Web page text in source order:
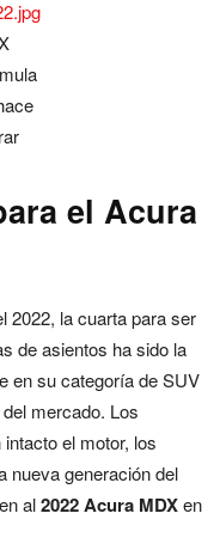
el Acura
2022, la cuarta para ser
de asientos ha sido la
en su categoría de SUV
mercado. Los
el motor, los
nueva generación del
al2022 Acura MDXen